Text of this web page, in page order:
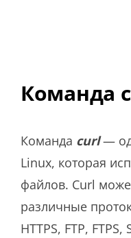
Команда
Команда curl—
Linux, которая
файлов. Curl
различные
HTTPS, FTP, FTPS,